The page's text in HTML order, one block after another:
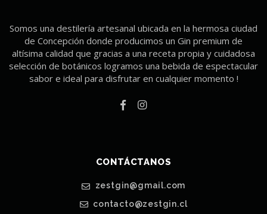
Somos una destilería artesanal ubicada en la hermosa ciudad
de Concepción donde producimos un Gin premium de
altísima calidad que gracias a una receta propia y cuidadosa
selección de botánicos logramos una bebida de espectacular
sabor e ideal para disfrutar en cualquier momento !
CONTÁCTANOS
zestgin@gmail.com
contacto@zestgin.cl